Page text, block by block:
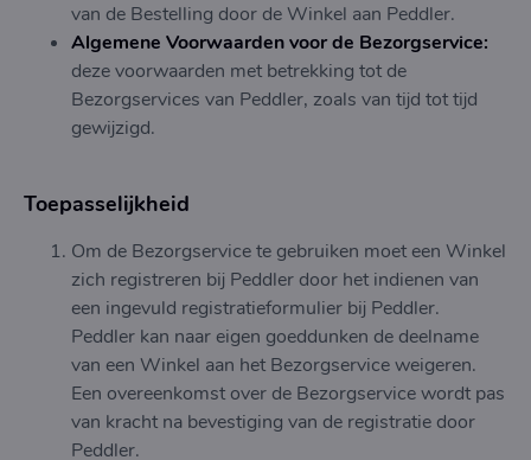
van de Bestelling door de Winkel aan Peddler.
Algemene Voorwaarden voor de Bezorgservice:
deze voorwaarden met betrekking tot de
Bezorgservices van Peddler, zoals van tijd tot tijd
gewijzigd.
Toepasselijkheid
Om de Bezorgservice te gebruiken moet een Winkel
zich registreren bij Peddler door het indienen van
een ingevuld registratieformulier bij Peddler.
Peddler kan naar eigen goeddunken de deelname
van een Winkel aan het Bezorgservice weigeren.
Een overeenkomst over de Bezorgservice wordt pas
van kracht na bevestiging van de registratie door
Peddler.